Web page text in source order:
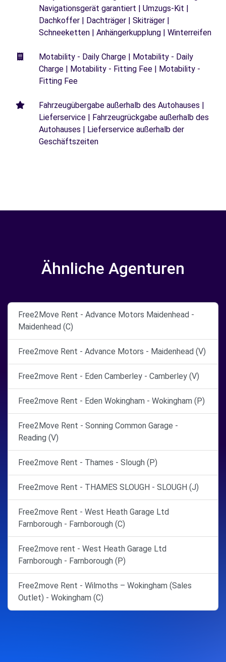
Navigationsgerät garantiert | Umzugs-Kit |
Dachkoffer | Dachträger | Skiträger |
Schneeketten | Anhängerkupplung | Winterreifen
Motability - Daily Charge | Motability - Daily
Charge | Motability - Fitting Fee | Motability -
Fitting Fee
Fahrzeugübergabe außerhalb des Autohauses |
Lieferservice | Fahrzeugrückgabe außerhalb des
Autohauses | Lieferservice außerhalb der
Geschäftszeiten
Ähnliche Agenturen
Free2Move Rent - Advance Motors Maidenhead -
Maidenhead (C)
Free2move Rent - Advance Motors - Maidenhead (V)
Free2move Rent - Eden Camberley - Camberley (V)
Free2move Rent - Eden Wokingham - Wokingham (P)
Free2Move Rent - Sonning Common Garage -
Reading (V)
Free2move Rent - Thames - Slough (P)
Free2move Rent - THAMES SLOUGH - SLOUGH (J)
Free2move Rent - West Heath Garage Ltd
Farnborough - Farnborough (C)
Free2move rent - West Heath Garage Ltd
Farnborough - Farnborough (P)
Free2move Rent - Wilmoths – Wokingham (Sales
Outlet) - Wokingham (C)